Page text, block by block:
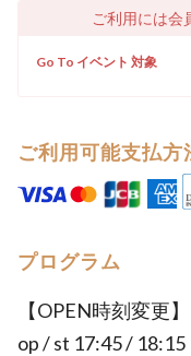
ご利用には会
Go To イベント 対象
ご利用可能支払方
プログラム
【OPEN時刻変更】
op / st 17:45 /